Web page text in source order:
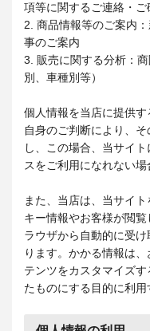
項等に関するご連絡・ご
2. 商品情報等のご案内
事のご案内
3. 販売に関する分析：
別、車種別等）
個人情報を当店に提供
自身のご判断により、
し、この場合、当サイ
スをご利用になれない場
また、当店は、当サイ
キー情報やお客様が閲
ラウザから自動的に受
ります。かかる情報は
テンツをカスタマイズ
たものにする目的に利用